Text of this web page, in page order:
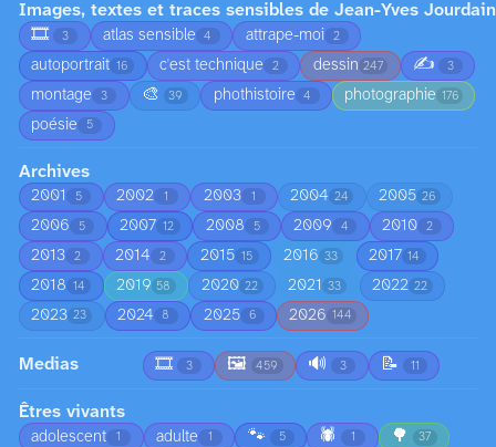
Images, textes et traces sensibles de Jean-Yves Jourdain
🎞️
3 atlas sensible 4 attrape-moi 2
autoportrait 16 c'est technique 2 dessin 247 ✍️ 3
montage 3 🎨 39 phothistoire 4 photographie 176
poésie 5
Archives
2001 5 2002 1 2003 1 2004 24 2005 26
2006 5 2007 12 2008 5 2009 4 2010 2
2013 2 2014 2 2015 15 2016 33 2017 14
2018 14 2019 58 2020 22 2021 33 2022 22
2023 23 2024 8 2025 6 2026 144
Medias 🎞️ 3 🖼️ 459 🔊 3 📝 11
Êtres vivants
adolescent 1 adulte 1 🐾 5 🕷️ 1 🌳 37